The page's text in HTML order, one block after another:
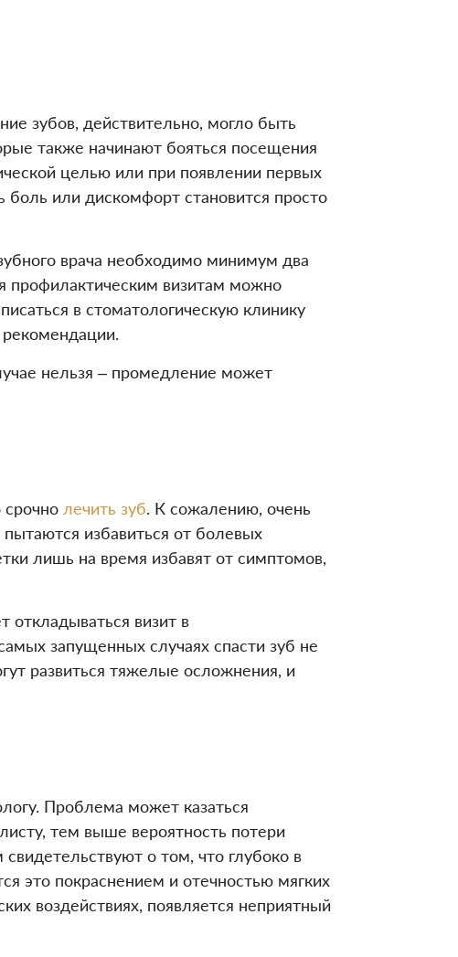
зубов, действительно, могло быть
также начинают бояться посещения
целью или при появлении первых
боль или дискомфорт становится просто
врача необходимо минимум два
профилактическим визитам можно
в стоматологическую клинику
нельзя – промедление может
лечить зуб. К сожалению, очень
избавиться от болевых
лишь на время избавят от симптомов,
визит в
запущенных случаях спасти зуб не
развиться тяжелые осложнения, и
Проблема может казаться
тем выше вероятность потери
о том, что глубоко в
это покраснением и отечностью мягких
воздействиях, появляется неприятный